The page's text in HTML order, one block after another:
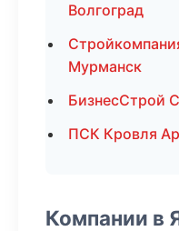
Волгоград
Мурманск
БизнесСтрой
ПСК Кровля
Компании в